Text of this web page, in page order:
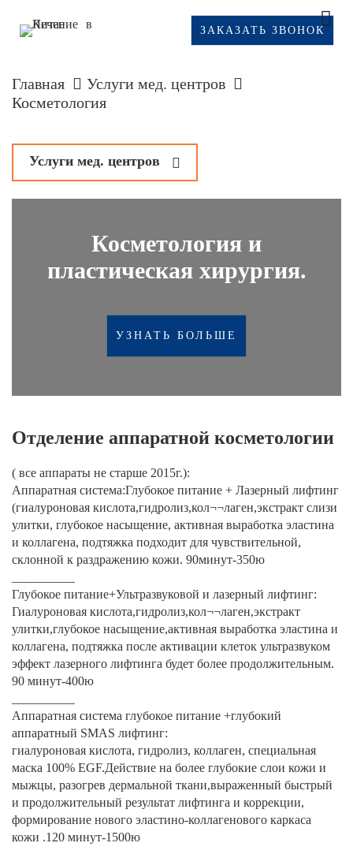
ЗАКАЗАТЬ ЗВОНОК
Главная
Услуги мед. центров
Косметология
Услуги мед. центров
Стоматология и протезирование
Косметология
Лечение опорно-двигательного аппарата
Традиционная медицина
Урология и гинекология
Косметология и
пластическая хирургия.
УЗНАТЬ БОЛЬШЕ
Отделение аппаратной косметологии
( все аппараты не старше 2015г.):
Аппаратная система:Глубокое питание + Лазерный лифтинг
(гиалуроновая кислота,гидролиз,кол¬¬лаген,экстракт слизи
улитки, глубокое насыщение, активная выработка эластина
и коллагена, подтяжка подходит для чувствительной,
склонной к раздражению кожи. 90минут-350ю
Глубокое питание+Ультразвуковой и лазерный лифтинг:
Гиалуроновая кислота,гидролиз,кол¬¬лаген,экстракт
улитки,глубокое насыщение,активная выработка эластина и
коллагена, подтяжка после активации клеток ультразвуком
эффект лазерного лифтинга будет более продолжительным.
90 минут-400ю
Аппаратная система глубокое питание +глубокий
аппаратный SMAS лифтинг:
гиалуроновая кислота, гидролиз, коллаген, специальная
маска 100% EGF.Действие на более глубокие слои кожи и
мыжцы, разогрев дермальной ткани,выраженный быстрый
и продолжительный результат лифтинга и коррекции,
формирование нового эластино-коллагенового каркаса
кожи .120 минут-1500ю